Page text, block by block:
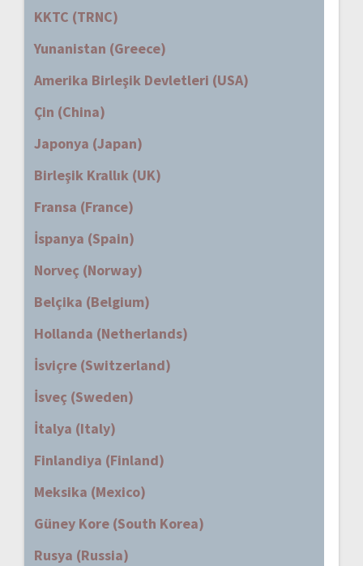
KKTC (TRNC)
Yunanistan (Greece)
Amerika Birleşik Devletleri (USA)
Çin (China)
Japonya (Japan)
Birleşik Krallık (UK)
Fransa (France)
İspanya (Spain)
Norveç (Norway)
Belçika (Belgium)
Hollanda (Netherlands)
İsviçre (Switzerland)
İsveç (Sweden)
İtalya (Italy)
Finlandiya (Finland)
Meksika (Mexico)
Güney Kore (South Korea)
Rusya (Russia)